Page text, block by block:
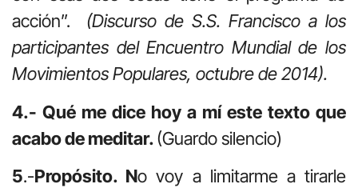
acción”.
(Discurso de S.S. Francisco a los
participantes del Encuentro Mundial de los
Movimientos Populares, octubre de 2014).
4.- Qué me dice hoy a mí este texto que
acabo de meditar.(Guardo silencio)
5.-Propósito. No voy a limitarme a tirarle